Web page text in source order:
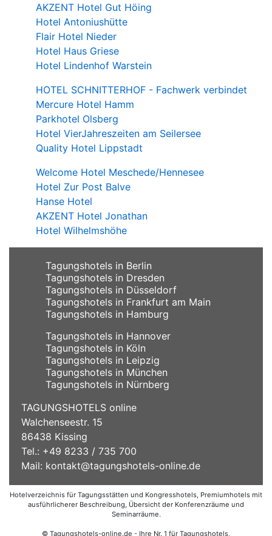
AKZENT Hotel Gut Höing
Hotel Antoniushütte
Flair Hotel Nieder
Hotel Haus Griese
Hotel Lindenhof Warstein
HOTEL SCHNITTERHOF - Fachwerk verbindet
Mercure Hotel Hamm
Parkhotel Olsberg
Hotel VierJahreszeiten am Seilersee
Quality Hotel Lippstadt
Welcome Hotel Meschede/Hennesee
Hotel Zur Post Balve
Hanse Hotel
AKZENT Hotel Jonathan
Hotel Wilhelmshöhe
Tagungshotels in Berlin
Tagungshotels in Dresden
Tagungshotels in Düsseldorf
Tagungshotels in Frankfurt am Main
Tagungshotels in Hamburg
Tagungshotels in Hannover
Tagungshotels in Köln
Tagungshotels in Leipzig
Tagungshotels in München
Tagungshotels in Nürnberg
TAGUNGSHOTELS online
Walchenseestr. 15
86438 Kissing
Tel.: +49 8233 / 735 700
Mail: kontakt@tagungshotels-online.de
Hotelverzeichnis für Tagungsstätten und Kongresshotels, Premiumhotels mit
ausführlicherer Beschreibung, Übersicht der Konferenzräume und
Seminarräume.
© Tagungshotels-online.de - Ihre Nr. 1 für Tagungshotels,